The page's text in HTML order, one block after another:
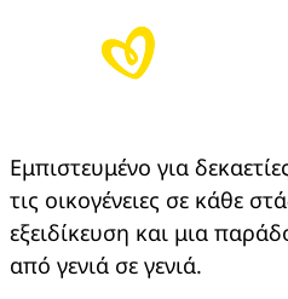
Εμπιστευμένο για
τις οικογένειες σε κάθε
εξειδίκευση και μια
από γενιά σε γενιά.